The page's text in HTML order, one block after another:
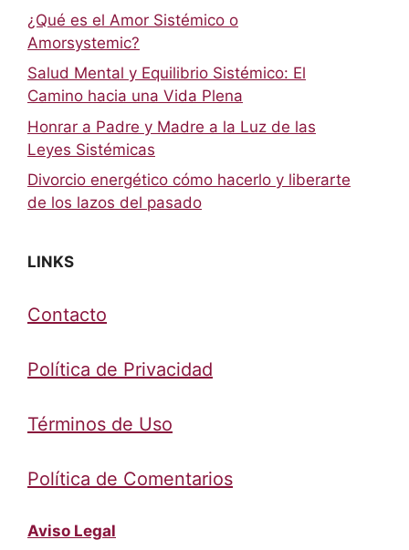
¿Qué es el Amor Sistémico o
Amorsystemic?
Salud Mental y Equilibrio Sistémico: El
Camino hacia una Vida Plena
Honrar a Padre y Madre a la Luz de las
Leyes Sistémicas
Divorcio energético cómo hacerlo y liberarte
de los lazos del pasado
LINKS
Contacto
Política de Privacidad
Términos de Uso
Política de Comentarios
Aviso Legal